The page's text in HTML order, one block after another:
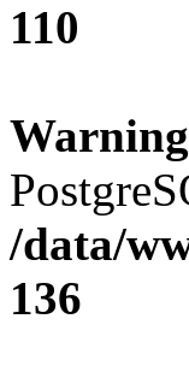
110
Warning
/data/
136